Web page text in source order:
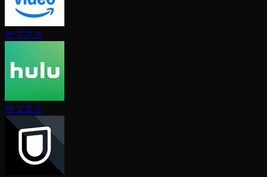
サブスク
サブスク